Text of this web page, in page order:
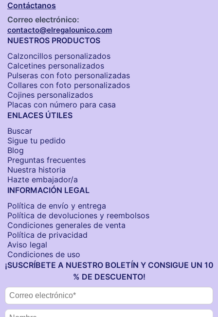
Contáctanos
Correo electrónico:
contacto@elregalounico.com
NUESTROS PRODUCTOS
Calzoncillos personalizados​
Calcetines personalizados
Pulseras con foto personalizadas
Collares con foto personalizados
Cojines personalizados
Placas con número para casa
ENLACES ÚTILES
Buscar
Sigue tu pedido
Blog
Preguntas frecuentes
Nuestra historia
Hazte embajador/a
INFORMACIÓN LEGAL
Política de envío y entrega
Política de devoluciones y reembolsos
Condiciones generales de venta
Política de privacidad
Aviso legal
Condiciones de uso
¡SUSCRÍBETE A NUESTRO BOLETÍN Y CONSIGUE UN 10
% DE DESCUENTO!